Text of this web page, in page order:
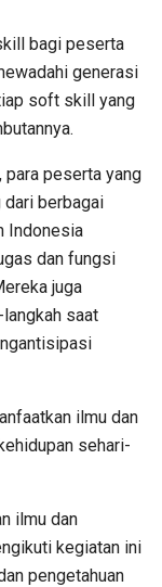
bagi peserta
generasi
soft skill yang
para peserta yang
dari berbagai
Indonesia
dan fungsi
juga
saat
ilmu dan
sehari-
ilmu dan
kegiatan ini
pengetahuan